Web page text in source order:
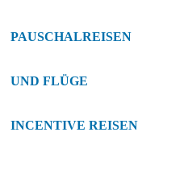
PAUSCHALREISEN
UND FLÜGE
INCENTIVE REISEN